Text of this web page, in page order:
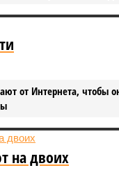
от Интернета, чтобы
на двоих